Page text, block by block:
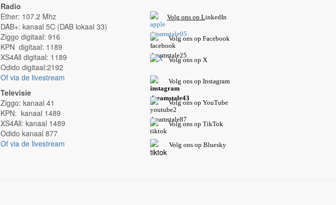
Radio
Ether: 107.2 Mhz
DAB+: kanaal 5C (DAB lokaal 33)
Ziggo digitaal: 916
KPN digitaal: 1189
XS4All digitaal: 1189
Odido digitaal:2192
Of via de livestream
Televisie
Ziggo: kanaal 41
KPN: kanaal 1489
XS4All: kanaal 1489
Odido kanaal 877
Of via de livestream
Volg ons op LinkedIn
Volg ons op Facebook
Volg ons op X
Volg ons op Instagram
Volgons op YouTube
Volg ons op TikTok
Volg ons op Bluesky